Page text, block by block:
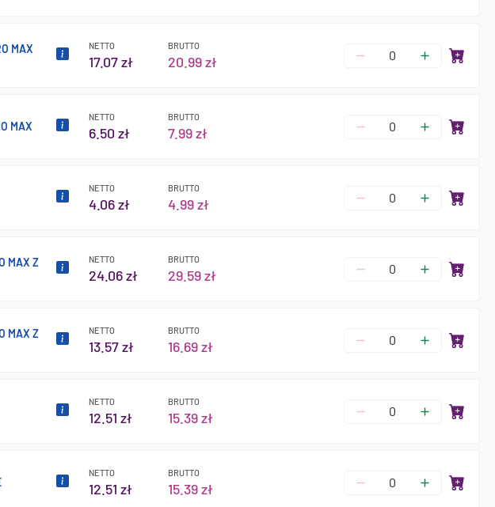
MAX
NETTO
17.07 zł
BRUTTO
20.99 zł
MAX
NETTO
6.50 zł
BRUTTO
7.99 zł
NETTO
4.06 zł
BRUTTO
4.99 zł
MAX Z
NETTO
24.06 zł
BRUTTO
29.59 zł
MAX Z
NETTO
13.57 zł
BRUTTO
16.69 zł
NETTO
12.51 zł
BRUTTO
15.39 zł
NETTO
12.51 zł
BRUTTO
15.39 zł